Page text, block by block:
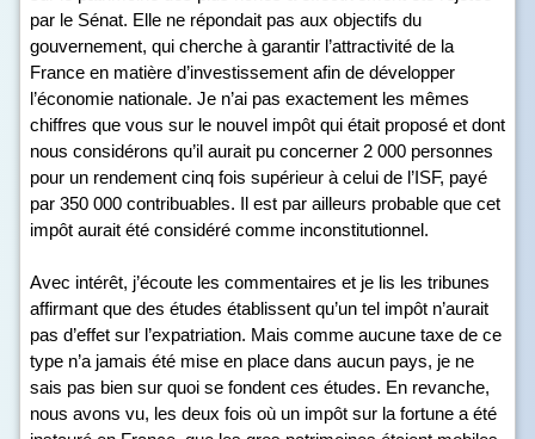
par le Sénat. Elle ne répondait pas aux objectifs du
gouvernement, qui cherche à garantir l’attractivité de la
France en matière d’investissement afin de développer
l’économie nationale. Je n’ai pas exactement les mêmes
chiffres que vous sur le nouvel impôt qui était proposé et dont
nous considérons qu’il aurait pu concerner 2 000 personnes
pour un rendement cinq fois supérieur à celui de l’ISF, payé
par 350 000 contribuables. Il est par ailleurs probable que cet
impôt aurait été considéré comme inconstitutionnel.
Avec intérêt, j’écoute les commentaires et je lis les tribunes
affirmant que des études établissent qu’un tel impôt n’aurait
pas d’effet sur l’expatriation. Mais comme aucune taxe de ce
type n’a jamais été mise en place dans aucun pays, je ne
sais pas bien sur quoi se fondent ces études. En revanche,
nous avons vu, les deux fois où un impôt sur la fortune a été